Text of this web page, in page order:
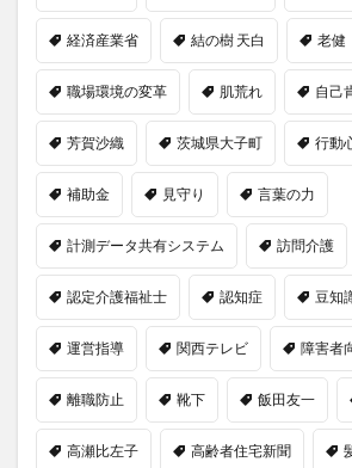
経済産業省 結の樹 天白 老健
職場環境の変革 肌荒れ 自己
芳賀沙織 茨城県大子町 行動
補助金 見守り 言葉の力
計測データ共有システム 訪問介護
認定介護福祉士 認知症 豆知
運営指導 関西テレビ 障害者
離職防止 靴下 飯田友一
高瀬比左子 高齢者住宅新聞